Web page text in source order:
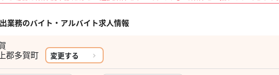
業務のバイト・アルバイト求人情報
郡多賀町 変更する